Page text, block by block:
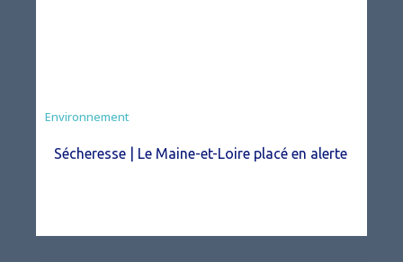
Environnement
Sécheresse | Le Maine-et-Loire placé en alerte